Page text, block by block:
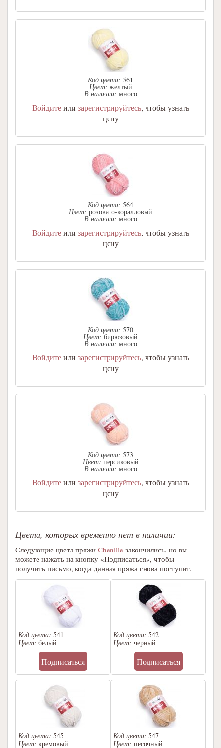
Код цвета: 561
Цвет: желтый
В наличии: много
Войдитеили зарегистрируйтесь, чтобы узнать
цену
Код цвета: 564
Цвет: розовато-коралловый
В наличии: много
Войдитеили зарегистрируйтесь, чтобы узнать
цену
Код цвета: 570
Цвет:бирюзовый
В наличии: много
Войдитеили зарегистрируйтесь, чтобы узнать
цену
Код цвета: 573
Цвет:персиковый
В наличии: много
Войдитеили зарегистрируйтесь, чтобы узнать
цену
Цвета, которых временно нет в наличии:
Следующие цвета пряжи Chenille закончились, но вы
можете нажать на кнопку «Подписаться», чтобы
получить письмо, когда данная пряжа снова поступит.
Код цвета: 541
Цвет: белый
Подписаться
Код цвета: 542
Цвет: черный
Подписаться
Код цвета: 545
Цвет: кремовый
Код цвета: 547
Цвет: песочный